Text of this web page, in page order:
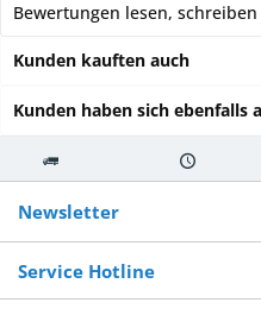
Bewertungen lesen,
Kunden kauften auch
Kunden haben sich ebenfalls
Kostenloser
Versand ab €
250,-
Versand innerhalb
Newsletter
Service Hotline